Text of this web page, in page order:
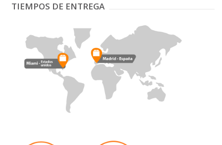
TIEMPOS DE ENTREGA